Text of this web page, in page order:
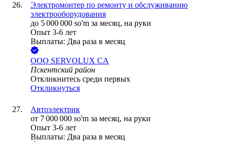
Электромонтер по ремонту и обслуживанию
электрооборудования
до 5 000 000 so'm за месяц, на руки
Опыт 3-6 лет
Выплаты: Два раза в месяц
ООО SERVOLUX CA
Пскентский район
Откликнитесь среди первых
Откликнуться
Автоэлектрик
от 7 000 000 so'm за месяц, на руки
Опыт 3-6 лет
Выплаты: Два раза в месяц